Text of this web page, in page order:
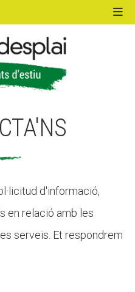
d'informació,
en relació amb les
serveis. Et respondrem
D'ESTIU